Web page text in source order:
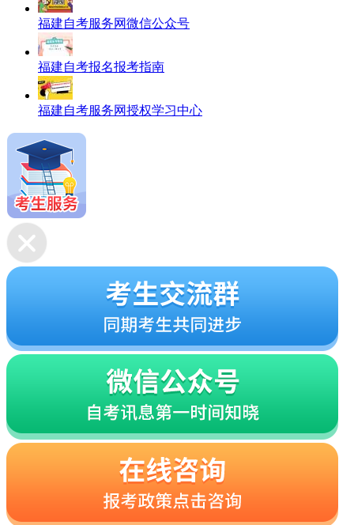
福建自考服务网微信公众号
福建自考报名报考指南
福建自考服务网授权学习中心